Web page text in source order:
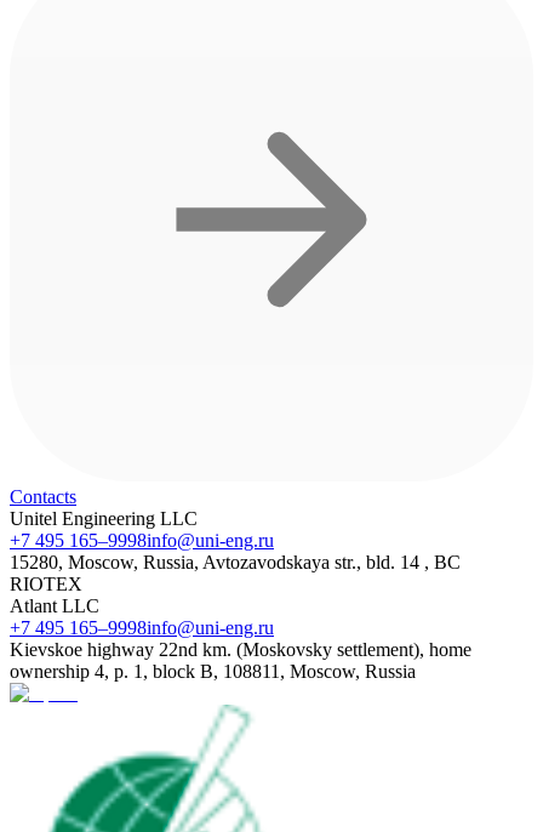
Contacts
Unitel Engineering LLC
+7 495 165–9998info@uni-eng.ru
15280, Moscow, Russia, Avtozavodskaya str., bld. 14 , BC
RIOTEX
Atlant LLC
+7 495 165–9998info@uni-eng.ru
Kievskoe highway 22nd km. (Moskovsky settlement), home
ownership 4, p. 1, block B, 108811, Moscow, Russia